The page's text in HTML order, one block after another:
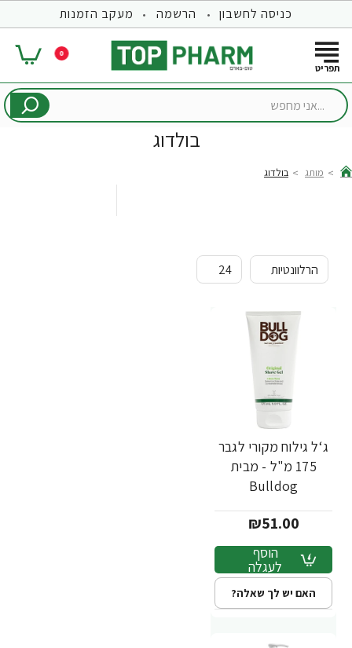
כניסה לחשבון הרשמה מעקב הזמנות
0
...אני
בולדוג
מותג בולדוג
ג‘ל גילוח מקורי לגבר
175 מ"ל - מבית
Bulldog
₪51.00
הוסף
לעגלה
האם יש לך שאלה?